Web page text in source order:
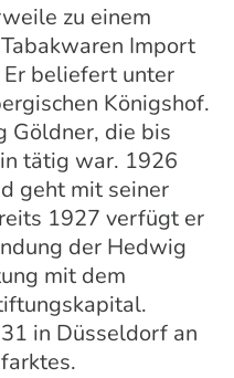
zu einem
Import
beliefert unter
Königshof.
Göldner, die bis
tätig war. 1926
geht mit seiner
1927 verfügt er
der Hedwig
mit dem
in Düsseldorf an